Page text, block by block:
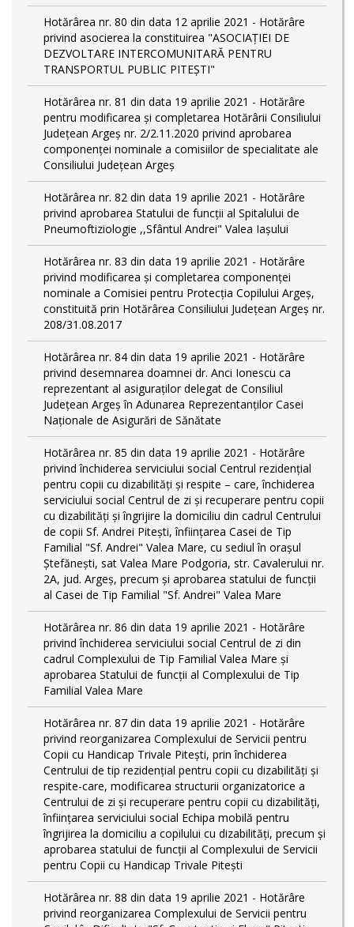
Hotărârea nr. 80 din data 12 aprilie 2021 - Hotărâre
privind asocierea la constituirea "ASOCIAȚIEI DE
DEZVOLTARE INTERCOMUNITARĂ PENTRU
TRANSPORTUL PUBLIC PITEȘTI"
Hotărârea nr. 81 din data 19 aprilie 2021 - Hotărâre
pentru modificarea și completarea Hotărârii Consiliului
Județean Argeș nr. 2/2.11.2020 privind aprobarea
componenței nominale a comisiilor de specialitate ale
Consiliului Județean Argeș
Hotărârea nr. 82 din data 19 aprilie 2021 - Hotărâre
privind aprobarea Statului de funcții al Spitalului de
Pneumoftiziologie ,,Sfântul Andrei" Valea Iașului
Hotărârea nr. 83 din data 19 aprilie 2021 - Hotărâre
privind modificarea și completarea componenței
nominale a Comisiei pentru Protecția Copilului Argeș,
constituită prin Hotărârea Consiliului Județean Argeș nr.
208/31.08.2017
Hotărârea nr. 84 din data 19 aprilie 2021 - Hotărâre
privind desemnarea doamnei dr. Anci Ionescu ca
reprezentant al asiguraților delegat de Consiliul
Județean Argeș în Adunarea Reprezentanților Casei
Naționale de Asigurări de Sănătate
Hotărârea nr. 85 din data 19 aprilie 2021 - Hotărâre
privind închiderea serviciului social Centrul rezidenţial
pentru copii cu dizabilităţi și respite – care, închiderea
serviciului social Centrul de zi și recuperare pentru copii
cu dizabilități și îngrijire la domiciliu din cadrul Centrului
de copii Sf. Andrei Pitești, înființarea Casei de Tip
Familial "Sf. Andrei" Valea Mare, cu sediul în orașul
Ștefănești, sat Valea Mare Podgoria, str. Cavalerului nr.
2A, jud. Argeș, precum și aprobarea statului de funcții
al Casei de Tip Familial "Sf. Andrei" Valea Mare
Hotărârea nr. 86 din data 19 aprilie 2021 - Hotărâre
privind închiderea serviciului social Centrul de zi din
cadrul Complexului de Tip Familial Valea Mare și
aprobarea Statului de funcții al Complexului de Tip
Familial Valea Mare
Hotărârea nr. 87 din data 19 aprilie 2021 - Hotărâre
privind reorganizarea Complexului de Servicii pentru
Copii cu Handicap Trivale Pitești, prin închiderea
Centrului de tip rezidenţial pentru copii cu dizabilităţi și
respite-care, modificarea structurii organizatorice a
Centrului de zi și recuperare pentru copii cu dizabilități,
înființarea serviciului social Echipa mobilă pentru
îngrijirea la domiciliu a copilului cu dizabilități, precum și
aprobarea statului de funcții al Complexului de Servicii
pentru Copii cu Handicap Trivale Pitești
Hotărârea nr. 88 din data 19 aprilie 2021 - Hotărâre
privind reorganizarea Complexului de Servicii pentru